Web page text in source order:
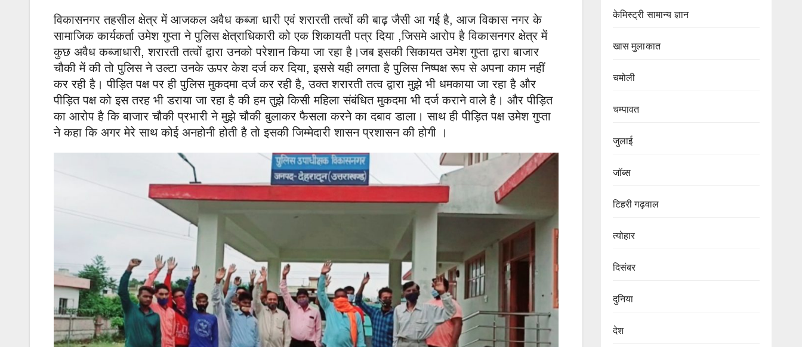
विकासनगर तहसील क्षेत्र में आजकल अवैध कब्जा धारी एवं शरारती तत्वों की बाढ़ जैसी आ गई है, आज विकास नगर के
सामाजिक कार्यकर्ता उमेश गुप्ता ने पुलिस क्षेत्राधिकारी को एक शिकायती पत्र दिया ,जिसमे आरोप है विकासनगर क्षेत्र में
कुछ अवैध कब्जाधारी, शरारती तत्वों द्वारा उनको परेशान किया जा रहा है।जब इसकी सिकायत उमेश गुप्ता द्वारा बाजार
चौकी में की तो पुलिस ने उल्टा उनके ऊपर केश दर्ज कर दिया, इससे यही लगता है पुलिस निष्पक्ष रूप से अपना काम नहीं
कर रही है। पीड़ित पक्ष पर ही पुलिस मुकदमा दर्ज कर रही है, उक्त शरारती तत्व द्वारा मुझे भी धमकाया जा रहा है और
पीड़ित पक्ष को इस तरह भी डराया जा रहा है की हम तुझे किसी महिला संबंधित मुकदमा भी दर्ज कराने वाले है। और पीड़ित
का आरोप है कि बाजार चौकी प्रभारी ने मुझे चौकी बुलाकर फैसला करने का दबाव डाला। साथ ही पीड़ित पक्ष उमेश गुप्ता
ने कहा कि अगर मेरे साथ कोई अनहोनी होती है तो इसकी जिम्मेदारी शासन प्रशासन की होगी ।
केमिस्ट्री सामान्य ज्ञान
खास मुलाकात
चमोली
चम्पावत
जुलाई
जॉब्स
टिहरी गढ़वाल
त्योहार
दिसंबर
दुनिया
देश